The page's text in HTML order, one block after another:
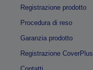
Registrazione prodotto
Procedura di reso
Garanzia prodotto
Registrazione CoverPlus